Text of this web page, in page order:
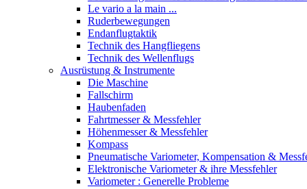
Le vario a la main ...
Ruderbewegungen
Endanflugtaktik
Technik des Hangfliegens
Technik des Wellenflugs
Ausrüstung & Instrumente
Die Maschine
Fallschirm
Haubenfaden
Fahrtmesser & Messfehler
Höhenmesser & Messfehler
Kompass
Pneumatische Variometer, Kompensation &
Elektronische Variometer & ihre Messfehler
Variometer : Generelle Probleme